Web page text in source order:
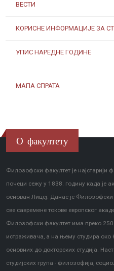
ВЕСТИ
КОРИСНЕ ИНФОРМАЦИЈЕ ЗА
УПИС НАРЕДНЕ ГОДИНЕ
МАПА СПРАТА
О факултету
Филозофски факултет је најстарији
почеци сежу у 1838. годину када је
основан Лицеј. Данас је
све савремене токове европског
Филозофски факултет има преко
истраживача, а на њему студира
основних до докторских студија.
студијских група - филозофија,